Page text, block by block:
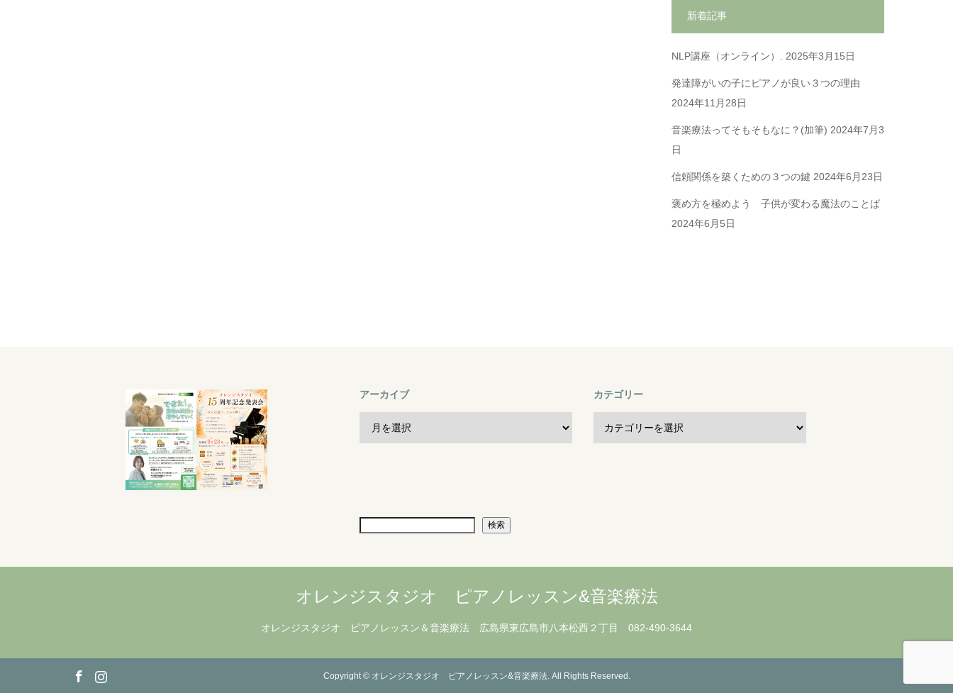
新着記事
NLP講座（オンライン）. 2025年3月15日
発達障がいの子にピアノが良い３つの理由
2024年11月28日
音楽療法ってそもそもなに？(加筆) 2024年7月3
日
信頼関係を築くための３つの鍵 2024年6月23日
褒め方を極めよう 子供が変わる魔法のことば
2024年6月5日
アーカイブ カテゴリー
検索
オレンジスタジオ ピアノレッスン&音楽療法
オレンジスタジオ ピアノレッスン＆音楽療法 広島県東広島市八本松西２丁目 082-490-3644
Copyright © オレンジスタジオ ピアノレッスン&音楽療法. All Rights Reserved.